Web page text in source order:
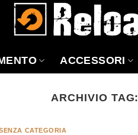
ACCESSORI
ARCHIVIO TAG:
CATEGORIA